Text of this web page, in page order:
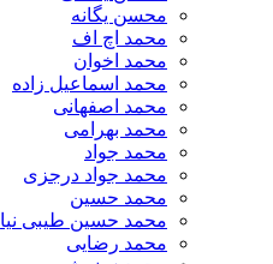
محسن یگانه
محمد اچ اف
محمد اخوان
محمد اسماعیل زاده
محمد اصفهانی
محمد بهرامی
محمد جواد
محمد جواد درجزی
محمد حسین
محمد حسین طیبی نیا
محمد رضایی